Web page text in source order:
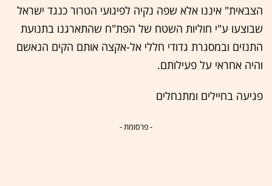
הצבאית" איננו אלא שפה נקיה לפיגועי הטרור כנגד ישראל
שבוצעו ע"י חוליות השטח של הפת"ח שהתארגנו בתנועת
התנזים ובמסגרת גדודי חללי אל-אקצה אותם הקים הנאשם
והיה אחראי על פעילותם.
פגיעה בחיילים ומתנחלים
- פרסומת -